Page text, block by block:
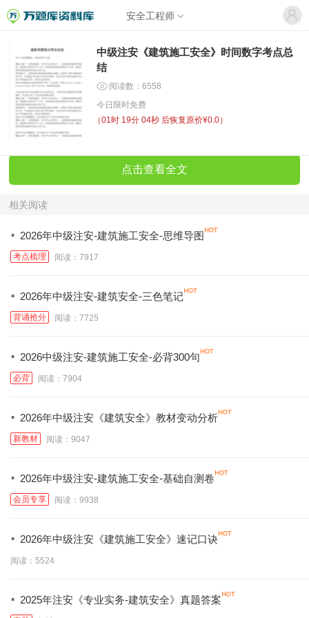
安全工程师
中级注安《建筑施工安全》时间数字考点总
结
阅读数：6558
今日限时免费
（01时 19分 04秒 后恢复原价¥0.0）
点击查看全文
相关阅读
· 2026年中级注安-建筑施工安全-思维导图
考点梳理 阅读：7917
· 2026年中级注安-建筑安全-三色笔记
背诵抢分 阅读：7725
· 2026中级注安-建筑施工安全-必背300句
必背 阅读：7904
· 2026年中级注安《建筑安全》教材变动分析
新教材 阅读：9047
· 2026年中级注安-建筑施工安全-基础自测卷
会员专享 阅读：9938
· 2026年中级注安《建筑施工安全》速记口诀
阅读：5524
· 2025年注安《专业实务-建筑安全》真题答案